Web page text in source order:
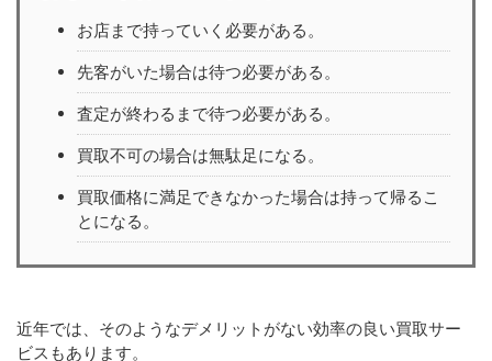
お店まで持っていく必要がある。
先客がいた場合は待つ必要がある。
査定が終わるまで待つ必要がある。
買取不可の場合は無駄足になる。
買取価格に満足できなかった場合は持って帰るこ
とになる。
近年では、そのようなデメリットがない効率の良い買取サー
ビスもあります。